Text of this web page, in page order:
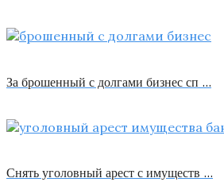
За брошенный с долгами бизнес сп …
Снять уголовный арест с имуществ …